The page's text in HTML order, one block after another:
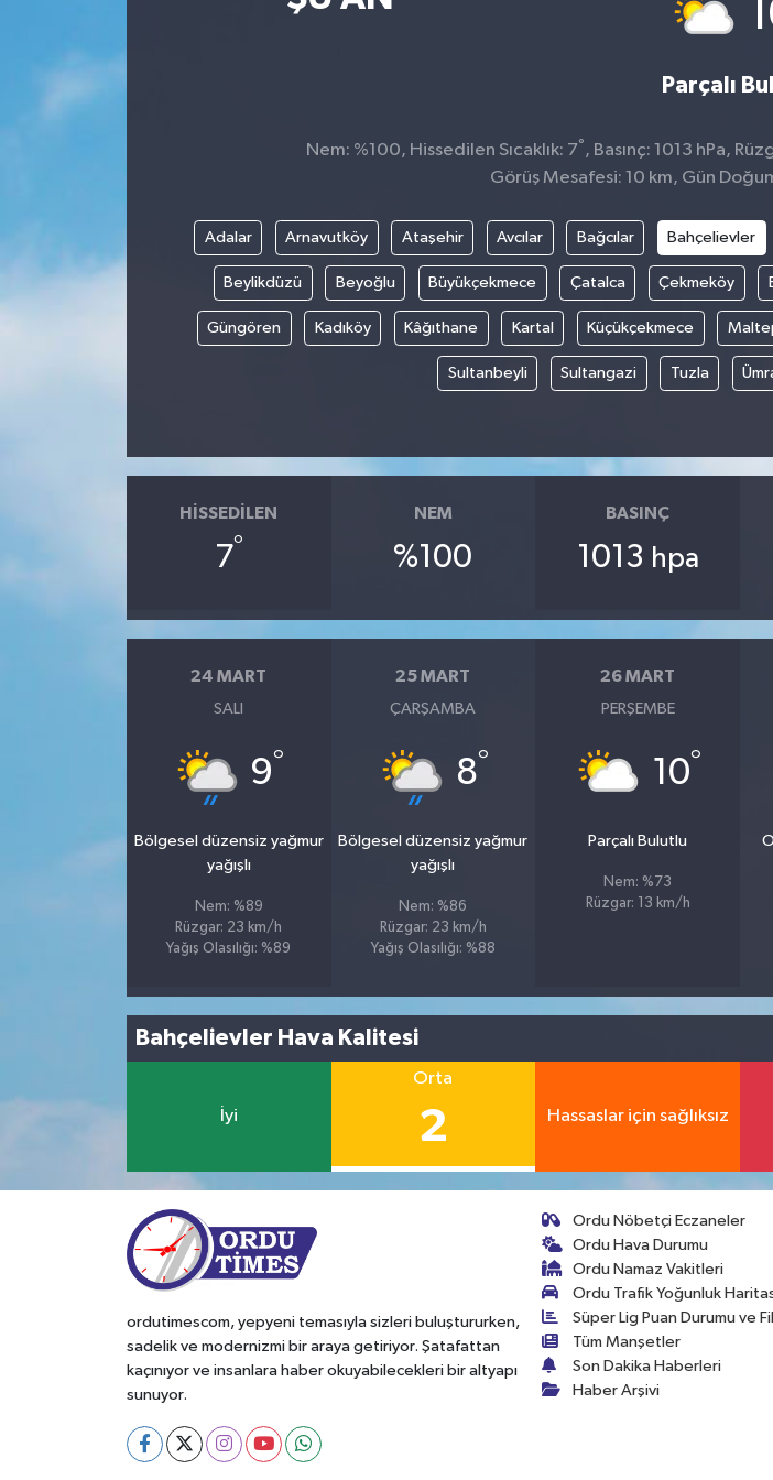
Parçalı
Nem: %100, Hissedilen Sıcaklık: 7° , Basınç: 1013 hPa,
Görüş Mesafesi: 10 km, Gün
Adalar Arnavutköy Ataşehir Avcılar Bağcılar Bahçelievler
Beylikdüzü Beyoğlu Büyükçekmece Çatalca Çekmeköy
Güngören Kadıköy Kâğıthane Kartal Küçükçekmece
Sultanbeyli Sultangazi Tuzla
HISSEDILEN
7°
NEM
%100
BASINÇ
1013 hpa
24 MART
SALI
9°
Bölgesel düzensiz yağmur
yağışlı
Nem: %89
Rüzgar: 23 km/h
Yağış Olasılığı: %89
25 MART
ÇARŞAMBA
8°
Bölgesel düzensiz yağmur
yağışlı
Nem: %86
Rüzgar: 23 km/h
Yağış Olasılığı: %88
26 MART
PERŞEMBE
10°
Parçalı Bulutlu
Nem: %73
Rüzgar: 13 km/h
Bahçelievler Hava Kalitesi
İyi
Orta
2 Hassaslar için sağlıksız
ordutimescom, yepyeni temasıyla sizleri buluştururken,
sadelik ve modernizmi bir araya getiriyor. Şatafattan
kaçınıyor ve insanlara haber okuyabilecekleri bir altyapı
sunuyor.
Ordu Nöbetçi Eczaneler
Ordu Hava Durumu
Ordu Namaz Vakitleri
Ordu Trafik Yoğunluk
Süper Lig Puan Durumu ve
Tüm Manşetler
Son Dakika Haberleri
Haber Arşivi